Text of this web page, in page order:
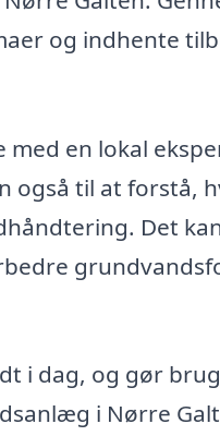
og indhente
med en lokal
også til at forstå,
Det
i dag, og gør
i Nørre